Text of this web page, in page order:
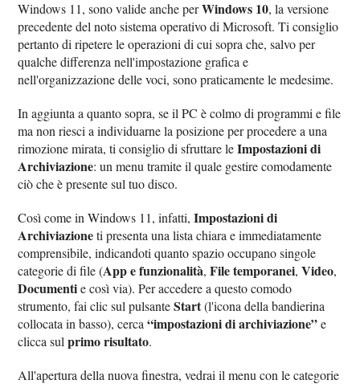
Windows 11, sono valide anche perWindows 10, la versione
precedente del noto sistema operativo di Microsoft. Ti consiglio
pertanto di ripetere le operazioni di cui sopra che, salvo per
qualche differenza nell'impostazione grafica e
nell'organizzazione delle voci, sono praticamente le medesime.
In aggiunta a quanto sopra, se il PC è colmo di programmi e file
ma non riesci a individuarne la posizione per procedere a una
rimozione mirata, ti consiglio di sfruttare leImpostazioni di
Archiviazione: un menu tramite il quale gestire comodamente
ciò che è presente sul tuo disco.
Così come in Windows 11, infatti,Impostazioni di
Archiviazioneti presenta una lista chiara e immediatamente
comprensibile, indicandoti quanto spazio occupano singole
categorie di file (App e funzionalità,File temporanei,Video,
Documentie così via). Per accedere a questo comodo
strumento, fai clic sul pulsanteStart(l'icona della bandierina
collocata in basso), cerca“impostazioni di archiviazione”e
clicca sulprimo risultato.
All'apertura della nuova finestra, vedrai il menu con le categorie